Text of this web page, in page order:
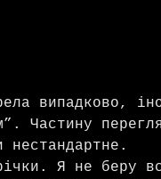
випадково,
Частину
нестандартне.
Я не беру